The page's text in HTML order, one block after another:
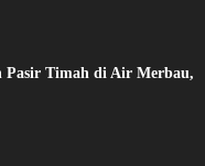
Pasir Timah di Air Merbau,